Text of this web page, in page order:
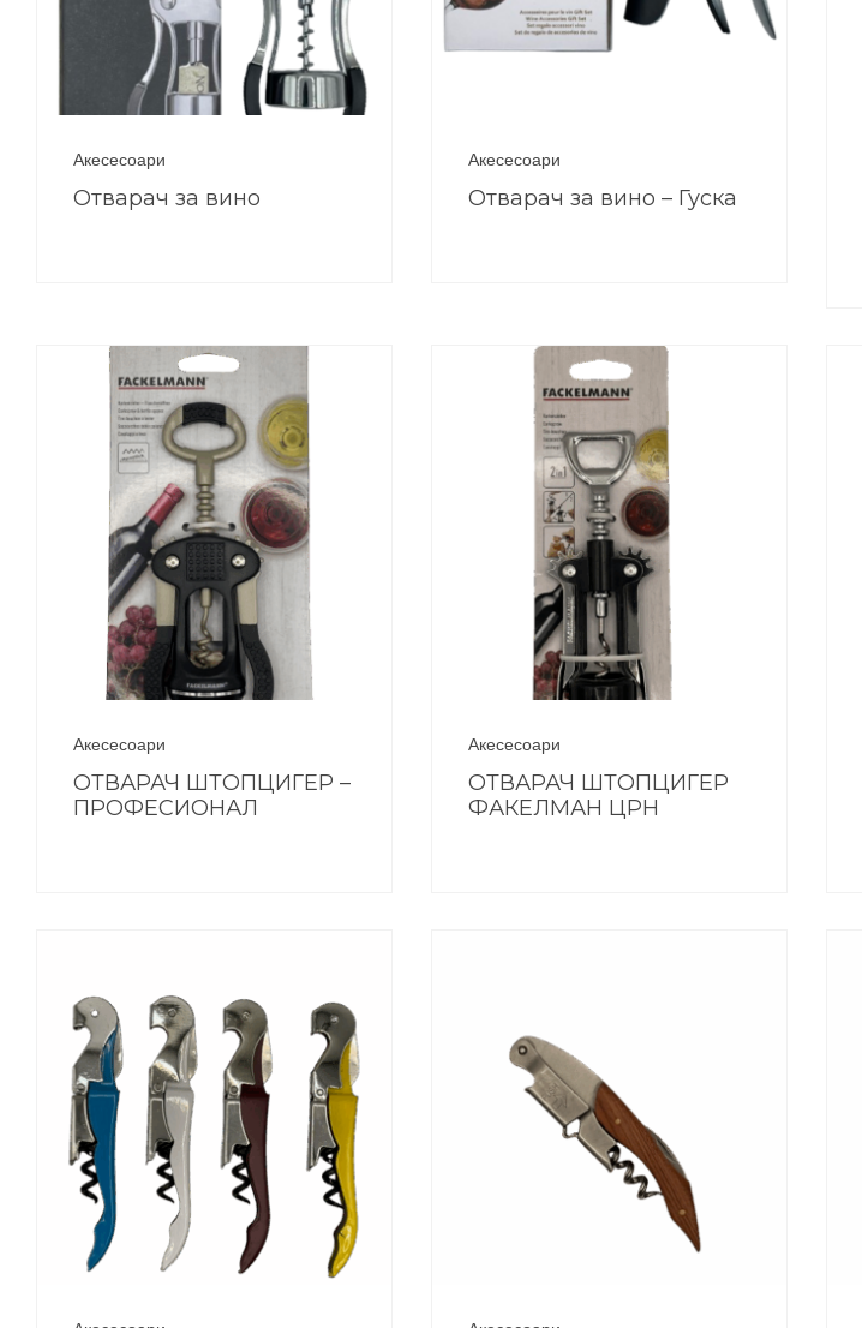
Акесесоари
Отварач за вино
Акесесоари
Отварач за вино – Гуска
Акесесоари
ОТВАРАЧ ШТОПЦИГЕР –
ПРОФЕСИОНАЛ
Акесесоари
ОТВАРАЧ ШТОПЦИГЕР
ФАКЕЛМАН ЦРН